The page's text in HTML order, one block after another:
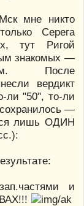
мне никто
Серега
тут Ригой
знакомых —
После
вердикт
ли "50", то-ли
—
лишь ОДИН
и